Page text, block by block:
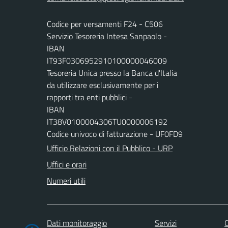
Codice per versamenti F24 - C506
Servizio Tesoreria Intesa Sanpaolo -
IBAN
IT93F0306952910100000046009
Tesoreria Unica presso la Banca d'Italia
da utilizzare esclusivamente per i
rapporti tra enti pubblici -
IBAN
IT38V0100004306TU0000006192
Codice univoco di fatturazione - UF0FD9
Ufficio Relazioni con il Pubblico - URP
Uffici e orari
Numeri utili
Dati monitoraggio Servizi